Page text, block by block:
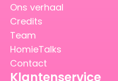
Ons verhaal
Credits
Team
HomieTalks
Contact
Klantenservice